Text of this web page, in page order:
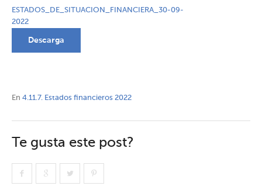
ESTADOS_DE_SITUACION_FINANCIERA_30-09-
2022
Descarga
En 4.11.7. Estados financieros 2022
Te gusta este post?